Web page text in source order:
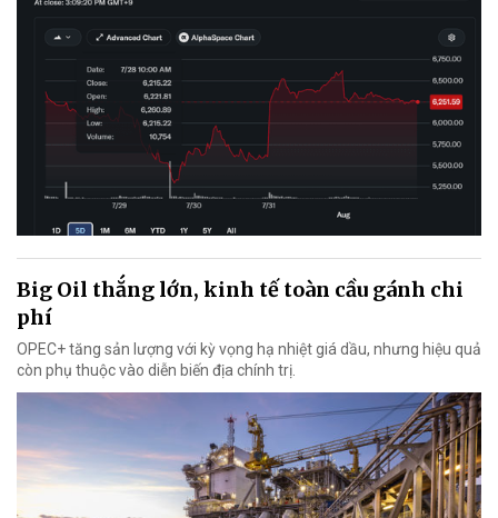
Big Oil thắng lớn, kinh tế toàn cầu gánh chi
phí
OPEC+ tăng sản lượng với kỳ vọng hạ nhiệt giá dầu, nhưng hiệu quả
còn phụ thuộc vào diễn biến địa chính trị.